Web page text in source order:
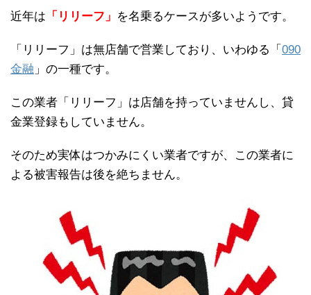
近年は 「リリーフ」 を名乗るケースが多いようです。
「リリーフ」は無店舗で営業しており、いわゆる「 090
金融 」の一種です。
この業者「リリーフ」は店舗を持っていませんし、貸
金業登録もしていません。
そのため実体はつかみにくい業者ですが、この業者に
よる被害報告は後を絶ちません。